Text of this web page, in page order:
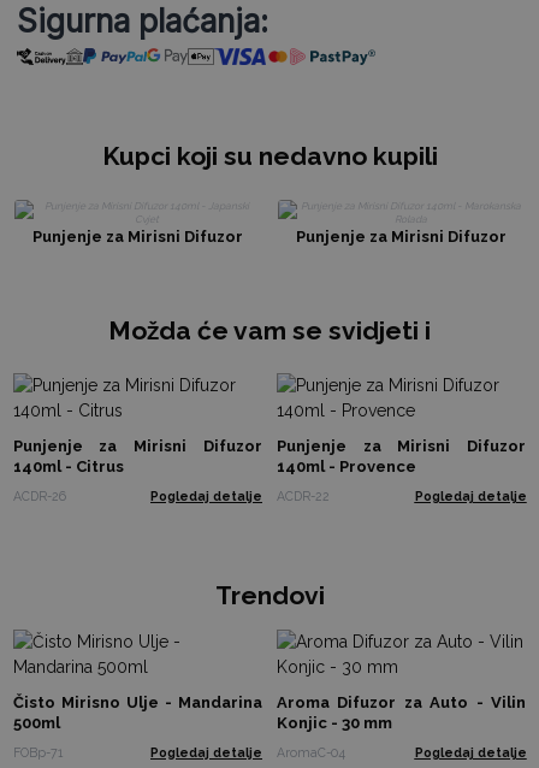
Sigurna plaćanja:
Kupci koji su nedavno kupili
Punjenje za Mirisni Difuzor
Punjenje za Mirisni Difuzor
Možda će vam se svidjeti i
Punjenje za Mirisni Difuzor
140ml - Citrus
ACDR-26 Pogledaj detalje
Punjenje za Mirisni Difuzor
140ml - Provence
ACDR-22 Pogledaj detalje
Trendovi
Čisto Mirisno Ulje - Mandarina
500ml
FOBp-71 Pogledaj detalje
Aroma Difuzor za Auto - Vilin
Konjic - 30 mm
AromaC-04 Pogledaj detalje